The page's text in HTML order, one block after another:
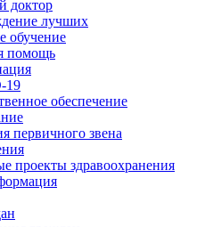
доктор
лучших
обучение
помощь
19
обеспечение
первичного звена
проекты здравоохранения